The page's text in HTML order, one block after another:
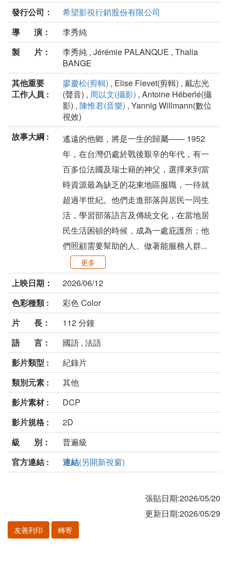
發行公司：
希望影視行銷股份有限公司
導 演：
李秀純
製 片：
李秀純 , Jérémie PALANQUE , Thalia
BANGE
其他重要
工作人員 :
廖慶松(剪輯) , Elise Fievet(剪輯) , 戴志光
(聲音) , 周以文(攝影) , Antoine Héberlé(攝
影) , 陳惟君(音樂) , Yannig Willmann(數位
視效)
故事大綱 :
遙遠的他鄉，將是一生的歸屬—— 1952
年，在台灣仍處於戰後艱辛的年代，有一
百多位法國及瑞士籍的神父，選擇來到當
時資源最為缺乏的花東地區服職，一待就
超過半世紀。他們走進部落與居民一同生
活，學習部落語言及傳統文化，在當地居
民生活困頓的時候，成為一處庇護所；他
們照顧需要幫助的人、做著能服務人群...
更多
上映日期：
2026/06/12
色彩種類 :
彩色 Color
片 長：
112 分鐘
語 言：
國語 , 法語
影片類型 :
紀錄片
類別元素 :
其他
影片素材 :
DCP
影片規格 :
2D
級 別：
普遍級
官方連結 :
連結(另開新視窗)
張貼日期:2026/05/20
更新日期:2026/05/29
友善列印 轉寄